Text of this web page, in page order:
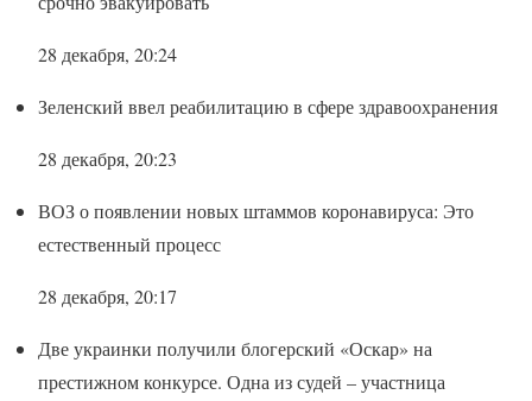
28 декабря, 20:24
Зеленский ввел реабилитацию в сфере здравоохранения
28 декабря, 20:23
ВОЗ о появлении новых штаммов коронавируса: Это
естественный процесс
28 декабря, 20:17
Две украинки получили блогерский «Оскар» на
престижном конкурсе. Одна из судей – участница